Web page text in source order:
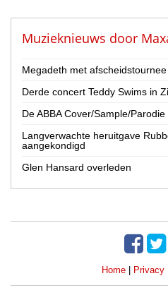
Nederland
Provincie
Leeftijd
20 tot 35 jaar
Jonger dan 20
Muzieknieuws door
Megadeth met
Derde concert Teddy Swims in
De ABBA Cover/Sample/Parodie
Langverwachte heruitgave
aangekondigd
Glen Hansard overleden
Home| Privacy|